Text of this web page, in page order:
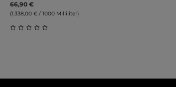
66,90 €
(1.338,00 € / 1000 Milliliter)